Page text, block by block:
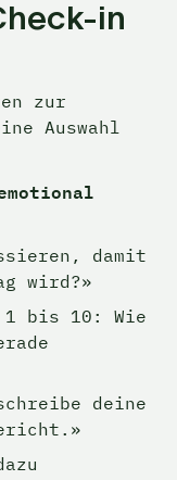
in
zur
Auswahl
damit
wird?»
bis 10: Wie
deine